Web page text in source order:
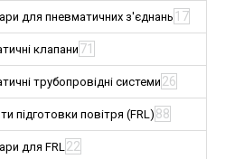
для пневматичних з'єднань 17
клапани71
трубопровідні системи26
підготовки повітря (FRL) 88
для FRL22